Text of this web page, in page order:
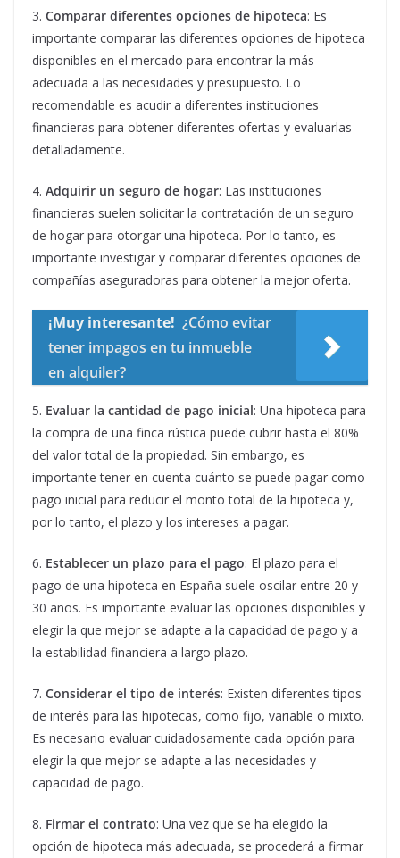
3. Comparar diferentes opciones de hipoteca: Es
importante comparar las diferentes opciones de hipoteca
disponibles en el mercado para encontrar la más
adecuada a las necesidades y presupuesto. Lo
recomendable es acudir a diferentes instituciones
financieras para obtener diferentes ofertas y evaluarlas
detalladamente.
4. Adquirir un seguro de hogar: Las instituciones
financieras suelen solicitar la contratación de un seguro
de hogar para otorgar una hipoteca. Por lo tanto, es
importante investigar y comparar diferentes opciones de
compañías aseguradoras para obtener la mejor oferta.
¡Muy interesante! ¿Cómo evitar
tener impagos en tu inmueble
en alquiler?
5. Evaluar la cantidad de pago inicial: Una hipoteca para
la compra de una finca rústica puede cubrir hasta el 80%
del valor total de la propiedad. Sin embargo, es
importante tener en cuenta cuánto se puede pagar como
pago inicial para reducir el monto total de la hipoteca y,
por lo tanto, el plazo y los intereses a pagar.
6. Establecer un plazo para el pago: El plazo para el
pago de una hipoteca en España suele oscilar entre 20 y
30 años. Es importante evaluar las opciones disponibles y
elegir la que mejor se adapte a la capacidad de pago y a
la estabilidad financiera a largo plazo.
7. Considerar el tipo de interés: Existen diferentes tipos
de interés para las hipotecas, como fijo, variable o mixto.
Es necesario evaluar cuidadosamente cada opción para
elegir la que mejor se adapte a las necesidades y
capacidad de pago.
8. Firmar el contrato: Una vez que se ha elegido la
opción de hipoteca más adecuada, se procederá a firmar